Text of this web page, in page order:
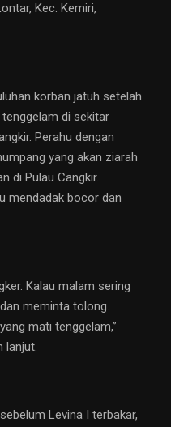
Kec. Kemiri,
korban jatuh setelah
di sekitar
Perahu dengan
yang akan ziarah
di Pulau Cangkir.
mendadak bocor dan
Kalau malam sering
meminta tolong.
mati tenggelam,”
lanjut.
Levina I terbakar,